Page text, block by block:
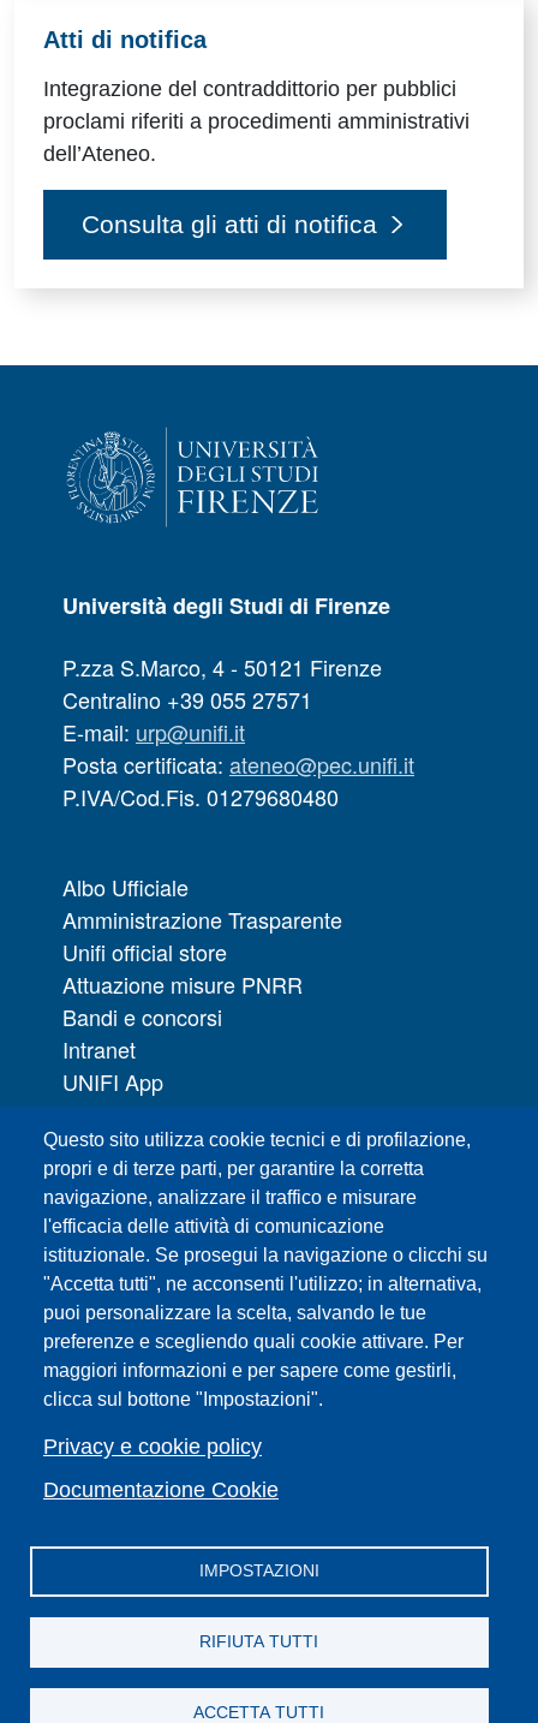
Atti di notifica
Integrazione del contraddittorio per pubblici
proclami riferiti a procedimenti amministrativi
dell’Ateneo.
Consulta gli atti di notifica
Questo sito utilizza cookie tecnici e di profilazione,
propri e di terze parti, per garantire la corretta
navigazione, analizzare il traffico e misurare
l'efficacia delle attività di comunicazione
istituzionale. Se prosegui la navigazione o clicchi su
"Accetta tutti", ne acconsenti l'utilizzo; in alternativa,
puoi personalizzare la scelta, salvando le tue
preferenze e scegliendo quali cookie attivare. Per
maggiori informazioni e per sapere come gestirli,
clicca sul bottone "Impostazioni".
Privacy e cookie policy
Documentazione Cookie
IMPOSTAZIONI
RIFIUTA TUTTI
ACCETTA TUTTI
Università degli Studi di Firenze
P.zza S.Marco, 4 - 50121 Firenze
Centralino +39 055 27571
E-mail: urp@unifi.it
Posta certificata: ateneo@pec.unifi.it
P.IVA/Cod.Fis. 01279680480
Albo Ufficiale
Amministrazione Trasparente
Unifi official store
Attuazione misure PNRR
Bandi e concorsi
Intranet
UNIFI App
URP | Ufficio Relazioni con il Pubblico
Sedi
Mappa del sito
Webmaster e redazione web
Elenco dei siti tematici
Accessibilità
Feed RSS
Note legali del sito
Privacy policy
Cambia idea sui cookie
Facebook
X YouTubeSpotifyInstagramLinkedInTelegram
Flickr